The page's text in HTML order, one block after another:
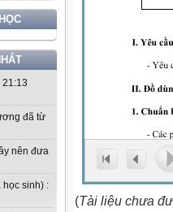
21:13
đã từ
nên đưa
học sinh) :
(Tài liệu chưa